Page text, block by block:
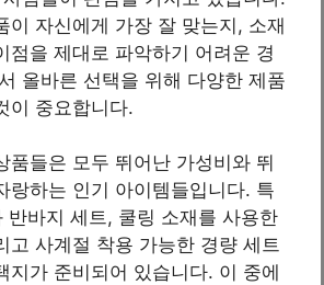
이 자신에게 가장 잘 맞는지, 소재
점을 제대로 파악하기 어려운 경
올바른 선택을 위해 다양한 제품
이 중요합니다.
품들은 모두 뛰어난 가성비와 뛰
랑하는 인기 아이템들입니다. 특
반바지 세트, 쿨링 소재를 사용한
고 사계절 착용 가능한 경량 세트
지가 준비되어 있습니다. 이 중에